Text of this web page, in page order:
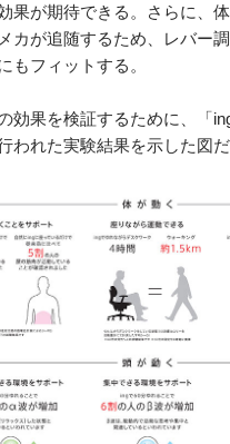
果が期待できる。さらに、
カが追随するため、レバー
もフィットする。
効果を検証するために、「
われた実験結果を示した図だ